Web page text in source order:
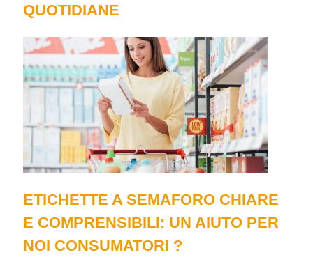
QUOTIDIANE
Etichette a semaforo chiare e
ETICHETTE A SEMAFORO CHIARE
E COMPRENSIBILI: UN AIUTO PER
NOI CONSUMATORI ?